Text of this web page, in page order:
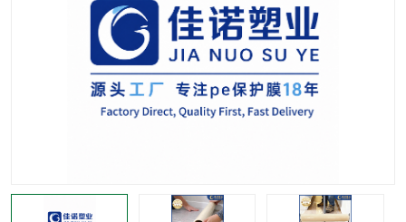
黑白保护膜 乳白保护膜
明蓝保护膜 纯黑保护膜
印字保护膜 彩钢板保护膜